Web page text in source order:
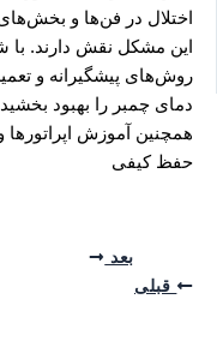
اختلال در فن‌ها و
این مشکل نقش دارند. با
روش‌های پیشگیرانه و
دمای چمبر را بهبود
همچنین آموزش اپراتورها
حفظ کیفی
قبلی
بعد